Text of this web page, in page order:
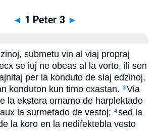
◄ 1 Peter 3 ►
submetu vin al viaj propraj
se iuj ne obeas al la vorto, ili sen
per la konduto de siaj edzinoj,
konduton kun timo cxastan. 3Via
la ekstera ornamo de harplektado
la surmetado de vestoj; 4sed la
la koro en la nedifektebla vesto